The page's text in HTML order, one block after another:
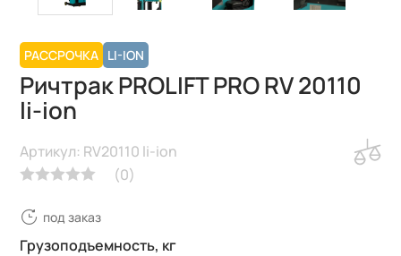
РАССРОЧКА LI-ION
Ричтрак PROLIFT PRO RV 20110
li-ion
(0)
Артикул: RV20110 li-ion
под заказ
Грузоподъемность, кг